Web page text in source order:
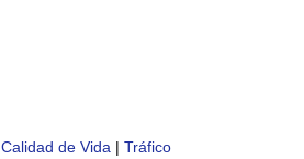
Calidad de Vida | Tráfico